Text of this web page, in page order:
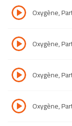
Oxygène,
Oxygène,
Oxygène,
Oxygène,